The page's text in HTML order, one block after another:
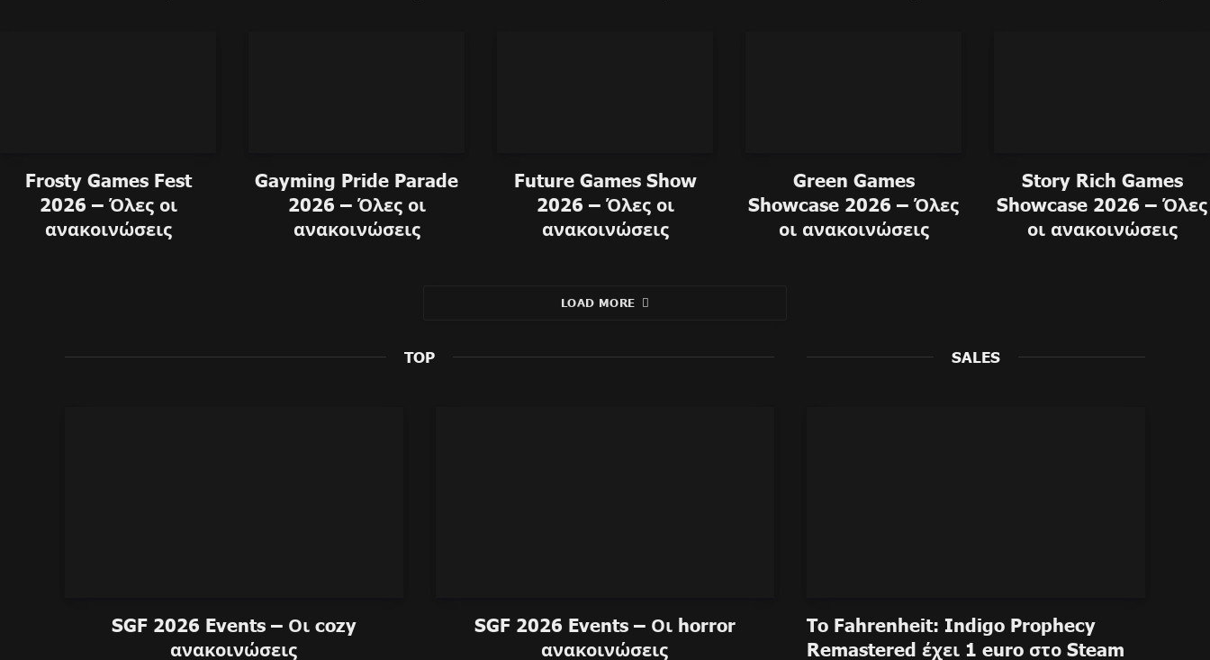
Frosty Games Fest
2026 – Όλες οι
ανακοινώσεις
Gayming Pride Parade
2026 – Όλες οι
ανακοινώσεις
Future Games Show
2026 – Όλες οι
ανακοινώσεις
Green Games
Showcase 2026 – Όλες
οι ανακοινώσεις
Story Rich Games
Showcase 2026 – Όλες
οι ανακοινώσεις
LOAD MORE
TOP
SGF 2026 Events – Οι cozy
ανακοινώσεις
SGF 2026 Events – Οι horror
ανακοινώσεις
SALES
To Fahrenheit: Indigo Prophecy
Remastered έχει 1 euro στο Steam